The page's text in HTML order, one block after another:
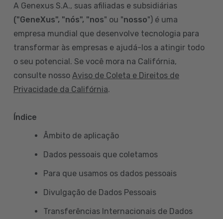
A Genexus S.A., suas afiliadas e subsidiárias
("GeneXus", "nós", "nos" ou "nosso") é uma
empresa mundial que desenvolve tecnologia para
transformar às empresas e ajudá-los a atingir todo
o seu potencial. Se você mora na Califórnia,
consulte nosso Aviso de Coleta e Direitos de
Privacidade da Califórnia.
Índice
Âmbito de aplicação
Dados pessoais que coletamos
Para que usamos os dados pessoais
Divulgação de Dados Pessoais
Transferências Internacionais de Dados